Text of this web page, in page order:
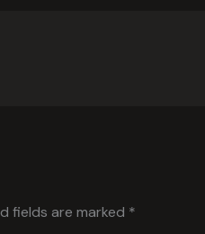
fields are marked *